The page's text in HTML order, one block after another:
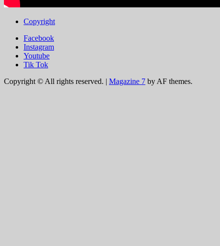
Copyright
Facebook
Instagram
Youtube
Tik Tok
Copyright © All rights reserved. | Magazine 7 by AF themes.